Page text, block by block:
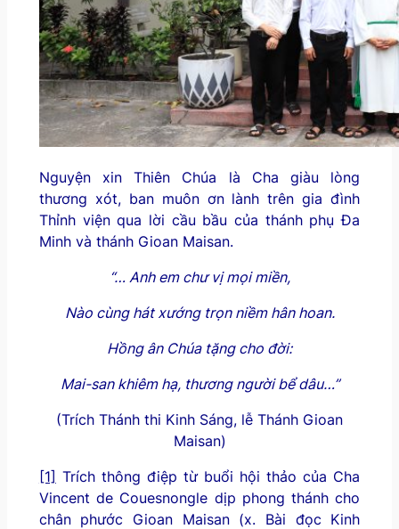
Nguyện xin Thiên Chúa là Cha giàu lòng
thương xót, ban muôn ơn lành trên gia đình
Thỉnh viện qua lời cầu bầu của thánh phụ Đa
Minh và thánh Gioan Maisan.
“… Anh em chư vị mọi miền,
Nào cùng hát xướng trọn niềm hân hoan.
Hồng ân Chúa tặng cho đời:
Mai-san khiêm hạ, thương người bể dâu…”
(Trích Thánh thi Kinh Sáng, lễ Thánh Gioan
Maisan)
[1] Trích thông điệp từ buổi hội thảo của Cha
Vincent de Couesnongle dịp phong thánh cho
chân phước Gioan Maisan (x. Bài đọc Kinh